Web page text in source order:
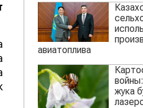
авиатоплива
жука